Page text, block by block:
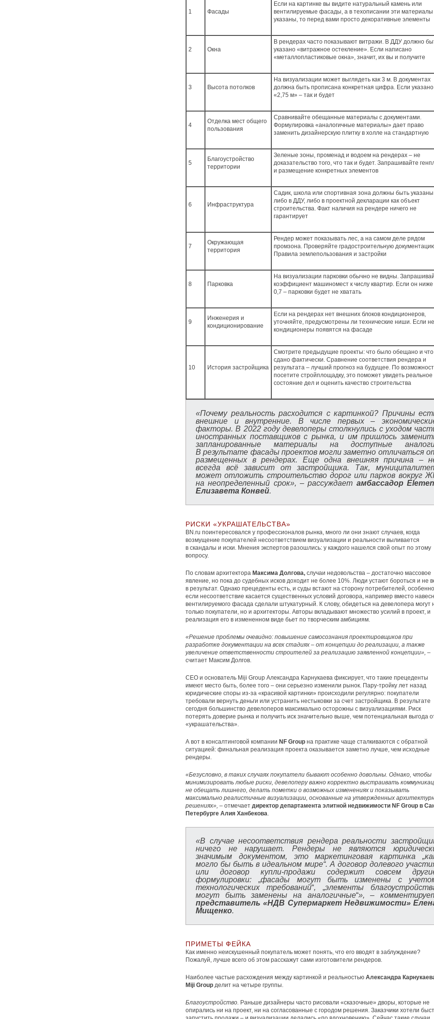
1 Фасады
Если на картинке вы видите натуральный камень или
вентилируемые фасады, а в техописании эти материалы
указаны, то перед вами просто декоративные элементы
2 Окна
В рендерах часто показывают витражи. В ДДУ должно
указано «витражное остекление». Если написано
«металлопластиковые окна», значит, их вы и получите
3 Высота потолков
На визуализации может выглядеть как 3 м. В документах
должна быть прописана конкретная цифра. Если указано
«2,75 м» – так и будет
4
Отделка мест общего
пользования
Сравнивайте обещанные материалы с документами.
Формулировка «аналогичные материалы» дает право
заменить дизайнерскую плитку в холле на стандартную
5
Благоустройство
территории
Зеленые зоны, променад и водоем на рендерах – не
доказательство того, что так и будет. Запрашивайте
и размещение конкретных элементов
6 Инфраструктура
Садик, школа или спортивная зона должны быть указаны
либо в ДДУ, либо в проектной декларации как объект
строительства. Факт наличия на рендере ничего не
гарантирует
7
Окружающая
территория
Рендер может показывать лес, а на самом деле рядом
промзона. Проверяйте градостроительную
Правила землепользования и застройки
8 Парковка
На визуализации парковки обычно не видны.
коэффициент машиномест к числу квартир. Если он ниже
0,7 – парковки будет не хватать
9
Инженерия и
кондиционирование
Если на рендерах нет внешних блоков кондиционеров,
уточняйте, предусмотрены ли технические ниши. Если
кондиционеры появятся на фасаде
10 История застройщика
Смотрите предыдущие проекты: что было обещано и что
сдано фактически. Сравнение соответствия рендера и
результата – лучший прогноз на будущее. По
посетите стройплощадку, это поможет увидеть реальное
состояние дел и оценить качество строительства
«Почему реальность расходится с картинкой? Причины
внешние и внутренние. В числе первых –
факторы. В 2022 году девелоперы столкнулись с уходом
иностранных поставщиков с рынка, и им пришлось
запланированные материалы на доступные
В результате фасады проектов могли заметно отличаться
размещенных в рендерах. Еще одна внешняя причина –
всегда всё зависит от застройщика. Так,
может отложить строительство дорог или парков вокруг
на неопределенный срок», – рассуждает амбассадор
Елизавета Конвей.
РИСКИ «УКРАШАТЕЛЬСТВА»
BN.ru поинтересовался у профессионалов рынка, много ли они знают случаев, когда
возмущение покупателей несоответствием визуализации и реальности выливается
в скандалы и иски. Мнения экспертов разошлись: у каждого нашелся свой опыт по этому
вопросу.
По словам архитектора Максима Долгова, случаи недовольства – достаточно массовое
явление, но пока до судебных исков доходит не более 10%. Люди устают бороться и не
в результат. Однако прецеденты есть, и суды встают на сторону потребителей, особенно
если несоответствие касается существенных условий договора, например вместо
вентилируемого фасада сделали штукатурный. К слову, обидеться на девелопера могут
только покупатели, но и архитекторы. Авторы вкладывают множество усилий в проект, и
реализация его в измененном виде бьет по творческим амбициям.
«Решение проблемы очевидно: повышение самосознания проектировщиков при
разработке документации на всех стадиях – от концепции до реализации, а также
увеличение ответственности строителей за реализацию заявленной концепции», –
считает Максим Долгов.
CEO и основатель Miji Group Александра Карнукаева фиксирует, что такие прецеденты
имеют место быть, более того – они серьезно изменили рынок. Пару-тройку лет назад
юридические споры из-за «красивой картинки» происходили регулярно: покупатели
требовали вернуть деньги или устранить нестыковки за счет застройщика. В результате
сегодня большинство девелоперов максимально осторожны с визуализациями. Риск
потерять доверие рынка и получить иск значительно выше, чем потенциальная выгода
«украшательства».
А вот в консалтинговой компании NF Group на практике чаще сталкиваются с обратной
ситуацией: финальная реализация проекта оказывается заметно лучше, чем исходные
рендеры.
«Безусловно, в таких случаях покупатели бывают особенно довольны. Однако, чтобы
минимизировать любые риски, девелоперу важно корректно выстраивать
не обещать лишнего, делать пометки о возможных изменениях и показывать
максимально реалистичные визуализации, основанные на утвержденных
решениях», – отмечает директор департамента элитной недвижимости NF Group в
Петербурге Алия Ханбекова.
«В случае несоответствия рендера реальности
ничего не нарушает. Рендеры не являются
значимым документом, это маркетинговая картинка
могло бы быть в идеальном мире“. А договор долевого
или договор купли-продажи содержит совсем
формулировки:„фасады могут быть изменены с
технологических требований“, „элементы
могут быть заменены на аналогичные“», –
представитель «НДВ Супермаркет Недвижимости»
Мищенко.
ПРИМЕТЫ ФЕЙКА
Как именно неискушенный покупатель может понять, что его вводят в заблуждение?
Пожалуй, лучше всего об этом расскажут сами изготовители рендеров.
Наиболее частые расхождения между картинкой и реальностью Александра
Miji Group делит на четыре группы.
Благоустройство. Раньше дизайнеры часто рисовали «сказочные» дворы, которые не
опирались ни на проект, ни на согласованные с городом решения. Заказчики хотели